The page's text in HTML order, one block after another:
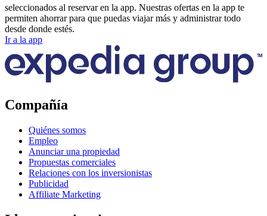
seleccionados al reservar en la app. Nuestras ofertas en la app te
permiten ahorrar para que puedas viajar más y administrar todo
desde donde estés.
Ir a la app
Compañía
Quiénes somos
Empleo
Anunciar una propiedad
Propuestas comerciales
Relaciones con los inversionistas
Publicidad
Affiliate Marketing